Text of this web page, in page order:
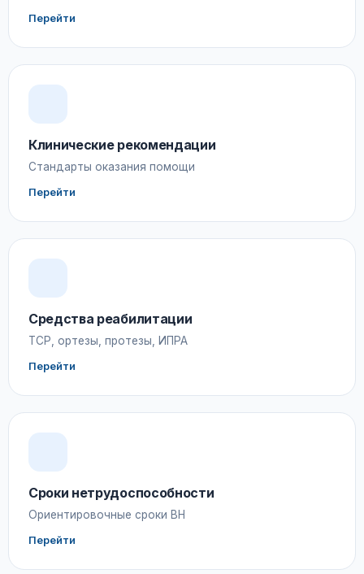
Перейти
Клинические рекомендации
Стандарты оказания помощи
Перейти
Средства реабилитации
ТСР, ортезы, протезы, ИПРА
Перейти
Сроки нетрудоспособности
Ориентировочные сроки ВН
Перейти